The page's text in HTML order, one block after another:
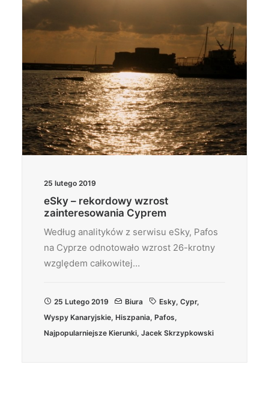
25 lutego 2019
eSky – rekordowy wzrost
zainteresowania Cyprem
Według analityków z serwisu eSky, Pafos
na Cyprze odnotowało wzrost 26-krotny
względem całkowitej…
25 Lutego 2019 Biura Esky, Cypr,
Wyspy Kanaryjskie, Hiszpania, Pafos,
Najpopularniejsze Kierunki, Jacek Skrzypkowski